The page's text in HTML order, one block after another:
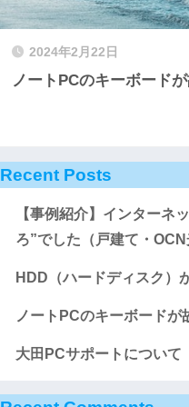
2024年2月22日
ノートPCのキーボード
Recent Posts
【事例紹介】インターネ
ろ”でした（戸建て・OCN
HDD（ハードディスク）
ノートPCのキーボード
大田PCサポートについて